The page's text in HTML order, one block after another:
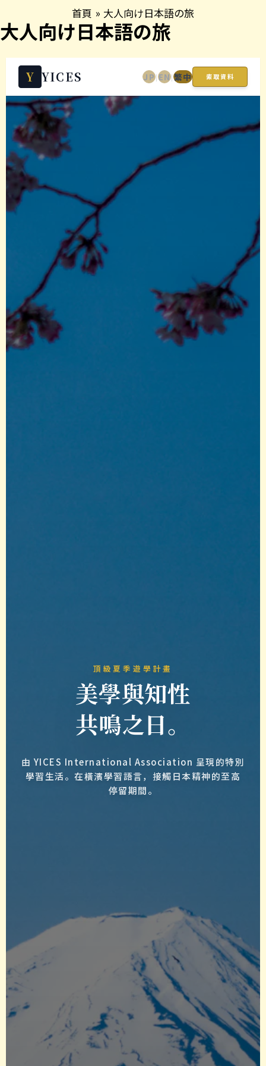
至
主
首頁 大人向け日本語の旅
大人向け日本語の旅
Y YICES JP|EN|繁中 索取資料
頂級夏季遊學計畫
美學與知性
共鳴之日。
由 YICES International Association 呈現的特別
學習生活。在橫濱學習語言，接觸日本精神的至高
停留期間。